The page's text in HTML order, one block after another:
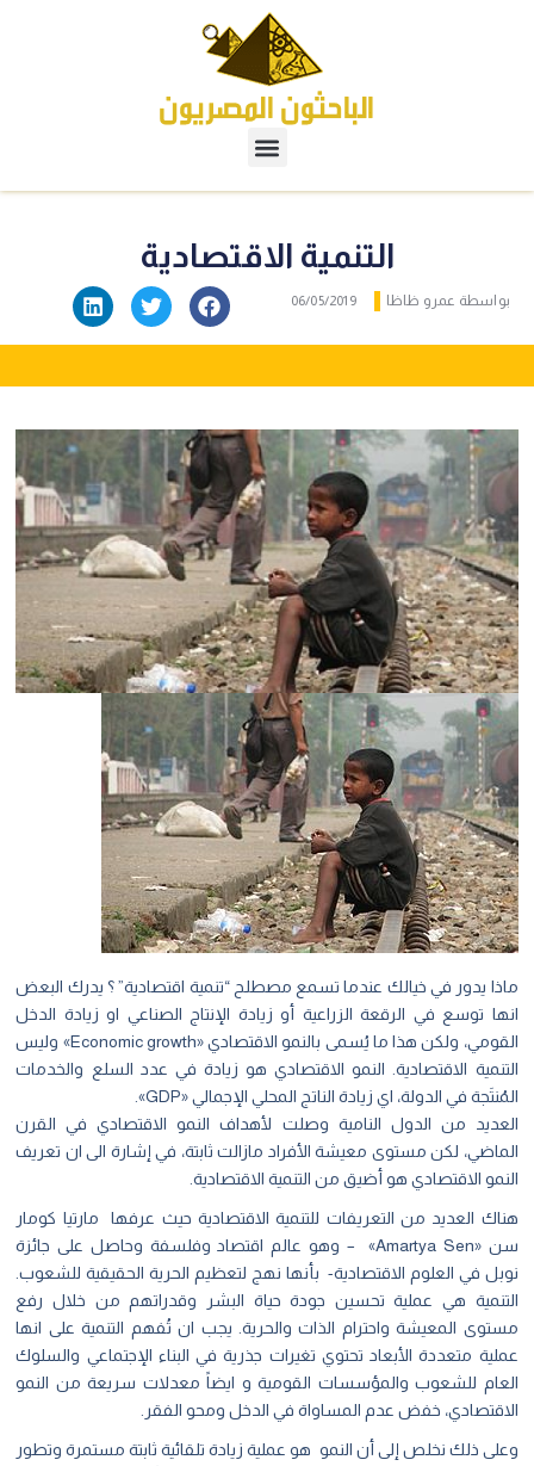
التنمية الاقتصادية
بواسطة عمرو ظاظا 06/05/2019
ماذا يدور في خيالك عندما تسمع مصطلح “تنمية اقتصادية” ؟ يدرك البعض
انها توسع في الرقعة الزراعية أو زيادة الإنتاج الصناعي او زيادة الدخل
القومي، ولكن هذا ما يُسمى بالنمو الاقتصادي «Economic growth» وليس
التنمية الاقتصادية. النمو الاقتصادي هو زيادة في عدد السلع والخدمات
المُنتَجة في الدولة، اي زيادة الناتج المحلي الإجمالي «GDP».
العديد من الدول النامية وصلت لأهداف النمو الاقتصادي في القرن
الماضي، لكن مستوى معيشة الأفراد مازالت ثابتة، في إشارة الى ان تعريف
النمو الاقتصادي هو أضيق من التنمية الاقتصادية.
هناك العديد من التعريفات للتنمية الاقتصادية حيث عرفها مارتيا كومار
سن «Amartya Sen» – وهو عالم اقتصاد وفلسفة وحاصل على جائزة
نوبل في العلوم الاقتصادية- بأنها نهج لتعظيم الحرية الحقيقية للشعوب.
التنمية هي عملية تحسين جودة حياة البشر وقدراتهم من خلال رفع
مستوى المعيشة واحترام الذات والحرية. يجب ان تُفهم التنمية على انها
عملية متعددة الأبعاد تحتوي تغيرات جذرية في البناء الإجتماعي والسلوك
العام للشعوب والمؤسسات القومية و ايضاً معدلات سريعة من النمو
الاقتصادي، خفض عدم المساواة في الدخل ومحو الفقر.
وعلى ذلك نخلص إلى أن النمو هو عملية زيادة تلقائية ثابتة مستمرة وتطور